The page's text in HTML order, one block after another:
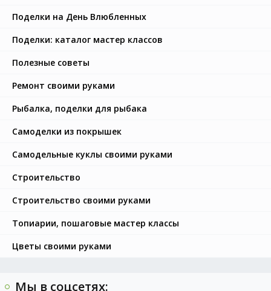
Поделки на День Влюбленных
Поделки: каталог мастер классов
Полезные советы
Ремонт своими руками
Рыбалка, поделки для рыбака
Самоделки из покрышек
Самодельные куклы своими руками
Строительство
Строительство своими руками
Топиарии, пошаговые мастер классы
Цветы своими руками
Мы в соцсетях: